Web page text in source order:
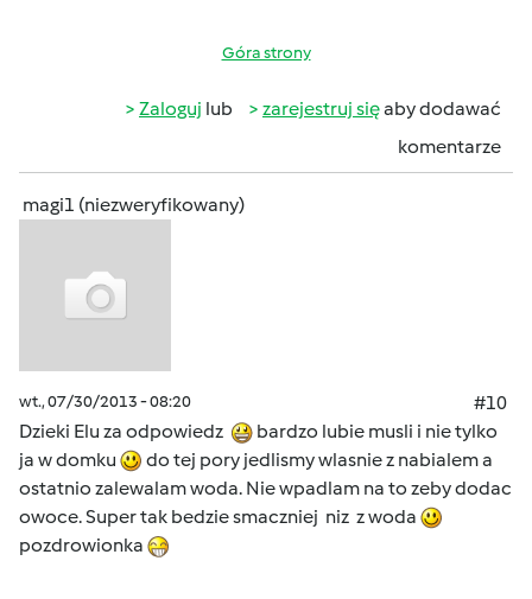
Góra strony
Zaloguj lub zarejestruj sięaby dodawać
komentarze
magi1 (niezweryfikowany)
wt., 07/30/2013 - 08:20
#10
Dzieki Elu za odpowiedz
bardzo lubie musli i nie tylko
ja w domku
do tej pory jedlismy wlasnie z nabialem a
ostatnio zalewalam woda. Nie wpadlam na to zeby dodac
owoce. Super tak bedzie smaczniej niz z woda
pozdrowionka